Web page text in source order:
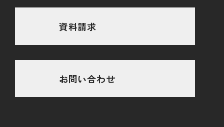
資料請求
お問い合わせ